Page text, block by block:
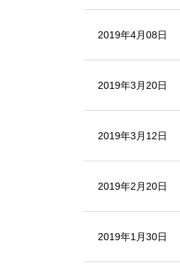
2019年4月08日
2019年3月20日
2019年3月12日
2019年2月20日
2019年1月30日